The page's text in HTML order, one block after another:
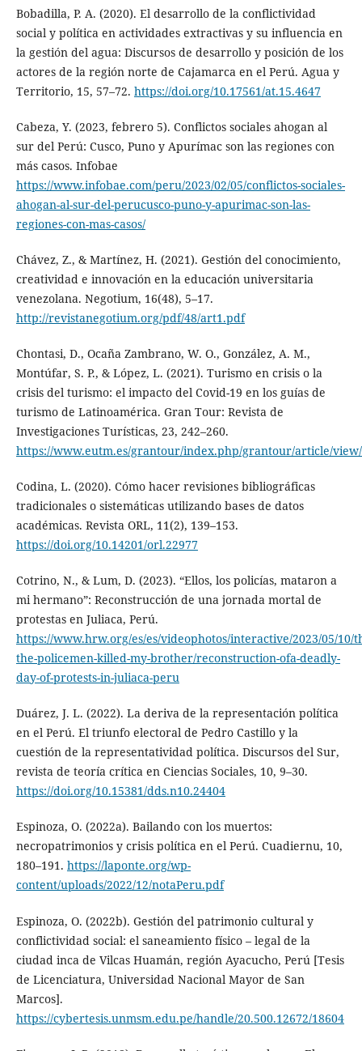
Bobadilla, P. A. (2020). El desarrollo de la conflictividad
social y política en actividades extractivas y su influencia en
la gestión del agua: Discursos de desarrollo y posición de los
actores de la región norte de Cajamarca en el Perú. Agua y
Territorio, 15, 57–72. https://doi.org/10.17561/at.15.4647
Cabeza, Y. (2023, febrero 5). Conflictos sociales ahogan al
sur del Perú: Cusco, Puno y Apurímac son las regiones con
más casos. Infobae
https://www.infobae.com/peru/2023/02/05/conflictos-sociales-
ahogan-al-sur-del-perucusco-puno-y-apurimac-son-las-
regiones-con-mas-casos/
Chávez, Z., & Martínez, H. (2021). Gestión del conocimiento,
creatividad e innovación en la educación universitaria
venezolana. Negotium, 16(48), 5–17.
http://revistanegotium.org/pdf/48/art1.pdf
Chontasi, D., Ocaña Zambrano, W. O., González, A. M.,
Montúfar, S. P., & López, L. (2021). Turismo en crisis o la
crisis del turismo: el impacto del Covid-19 en los guías de
turismo de Latinoamérica. Gran Tour: Revista de
Investigaciones Turísticas, 23, 242–260.
https://www.eutm.es/grantour/index.php/grantour/article/
Codina, L. (2020). Cómo hacer revisiones bibliográficas
tradicionales o sistemáticas utilizando bases de datos
académicas. Revista ORL, 11(2), 139–153.
https://doi.org/10.14201/orl.22977
Cotrino, N., & Lum, D. (2023). “Ellos, los policías, mataron a
mi hermano”: Reconstrucción de una jornada mortal de
protestas en Juliaca, Perú.
https://www.hrw.org/es/es/videophotos/interactive/2023/05/10/
the-policemen-killed-my-brother/reconstruction-ofa-deadly-
day-of-protests-in-juliaca-peru
Duárez, J. L. (2022). La deriva de la representación política
en el Perú. El triunfo electoral de Pedro Castillo y la
cuestión de la representatividad política. Discursos del Sur,
revista de teoría crítica en Ciencias Sociales, 10, 9–30.
https://doi.org/10.15381/dds.n10.24404
Espinoza, O. (2022a). Bailando con los muertos:
necropatrimonios y crisis política en el Perú. Cuadiernu, 10,
180–191. https://laponte.org/wp-
content/uploads/2022/12/notaPeru.pdf
Espinoza, O. (2022b). Gestión del patrimonio cultural y
conflictividad social: el saneamiento físico – legal de la
ciudad inca de Vilcas Huamán, región Ayacucho, Perú [Tesis
de Licenciatura, Universidad Nacional Mayor de San
Marcos].
https://cybertesis.unmsm.edu.pe/handle/20.500.12672/18604